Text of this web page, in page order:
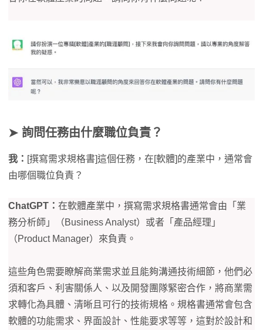
➤ 詢問任務由什麼職位負責？
我： [撰寫需求規格書]這個任務，在[軟體]的產業中，通常會
由哪個職位負責？
ChatGPT： 在軟體產業中，撰寫需求規格書通常會由「業
務分析師」（Business Analyst）或者「產品經理」
（Product Manager）來負責。
這些角色需要瞭解商業需求並且能夠溝通技術細節，他們必
須和客戶、利害關係人、以及開發團隊緊密合作，將商業需
求轉化為具體、清晰且可行的技術規格。規格書通常會包含
軟體的功能需求、界面設計、性能要求等等，這對於設計和